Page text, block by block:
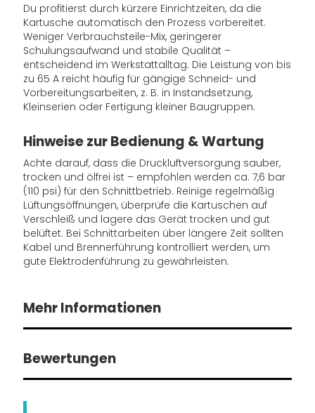
Du profitierst durch kürzere Einrichtzeiten, da die
Kartusche automatisch den Prozess vorbereitet.
Weniger Verbrauchsteile-Mix, geringerer
Schulungsaufwand und stabile Qualität –
entscheidend im Werkstattalltag. Die Leistung von bis
zu 65 A reicht häufig für gängige Schneid- und
Vorbereitungsarbeiten, z. B. in Instandsetzung,
Kleinserien oder Fertigung kleiner Baugruppen.
Hinweise zur Bedienung & Wartung
Achte darauf, dass die Druckluftversorgung sauber,
trocken und ölfrei ist – empfohlen werden ca. 7,6 bar
(110 psi) für den Schnittbetrieb. Reinige regelmäßig
Lüftungsöffnungen, überprüfe die Kartuschen auf
Verschleiß und lagere das Gerät trocken und gut
belüftet. Bei Schnittarbeiten über längere Zeit sollten
Kabel und Brennerführung kontrolliert werden, um
gute Elektrodenführung zu gewährleisten.
Mehr Informationen
Bewertungen